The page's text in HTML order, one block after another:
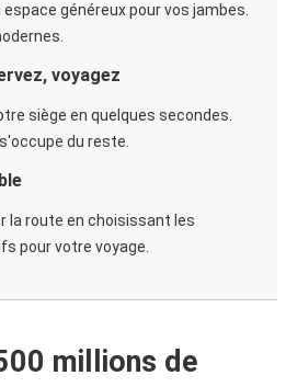
généreux pour vos jambes.
voyagez
siège en quelques secondes.
du reste.
la route en choisissant les
pour votre voyage.
millions de